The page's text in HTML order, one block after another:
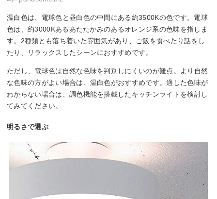
温白色は、電球色と昼白色の中間にある約3500Kの色です。電球
色は、約3000Kあるあたたかみのあるオレンジ系の色味を指しま
す。2種類とも落ち着いた雰囲気があり、ご飯を食べたり話をし
たり、リラックスしたシーンにおすすめです。
ただし、電球色は自然な色味を判別しにくいのが難点。より自然
な色味の方がよい場合は、温白色がおすすめです。適した色味が
わからない場合は、調色機能を搭載したキッチンライトを検討し
てみてください。
明るさで選ぶ